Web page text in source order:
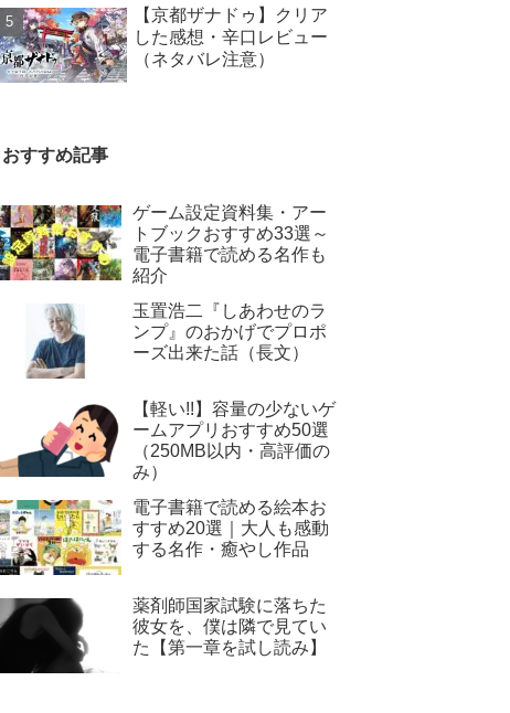
【京都ザナドゥ】クリア
した感想・辛口レビュー
（ネタバレ注意）
おすすめ記事
ゲーム設定資料集・アー
トブックおすすめ33選～
電子書籍で読める名作も
紹介
玉置浩二『しあわせのラ
ンプ』のおかげでプロポ
ーズ出来た話（長文）
【軽い!!】容量の少ないゲ
ームアプリおすすめ50選
（250MB以内・高評価の
み）
電子書籍で読める絵本お
すすめ20選｜大人も感動
する名作・癒やし作品
薬剤師国家試験に落ちた
彼女を、僕は隣で見てい
た【第一章を試し読み】